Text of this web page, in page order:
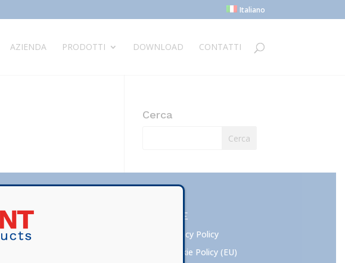
Italiano
AZIENDA PRODOTTI DOWNLOAD CONTATTI
Cerca
MENU NOTE
Privacy Policy
Cookie Policy (EU)